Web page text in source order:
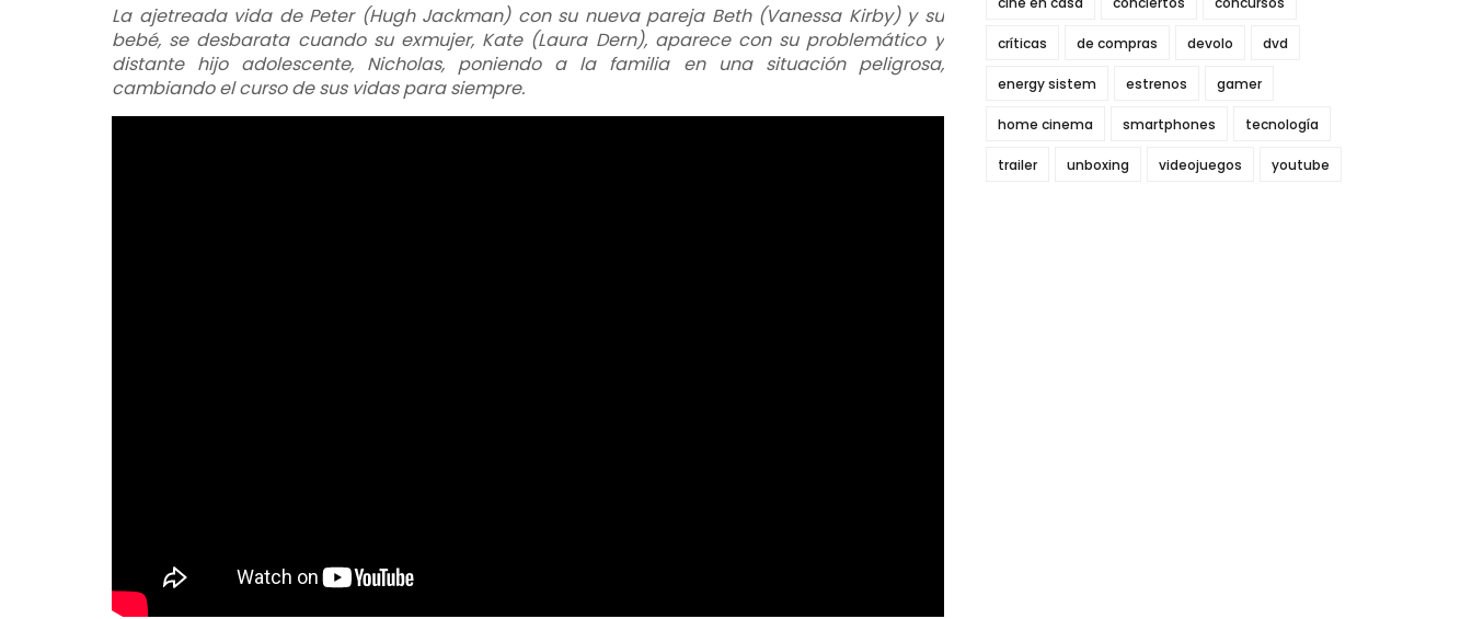
La ajetreada vida de Peter (Hugh Jackman) con su nueva pareja Beth (Vanessa Kirby) y su
bebé, se desbarata cuando su exmujer, Kate (Laura Dern), aparece con su problemático y
distante hijo adolescente, Nicholas, poniendo a la familia en una situación peligrosa,
cambiando el curso de sus vidas para siempre.
críticas de compras devolo dvd
energy sistem estrenos gamer
home cinema smartphones tecnología
trailer unboxing videojuegos youtube